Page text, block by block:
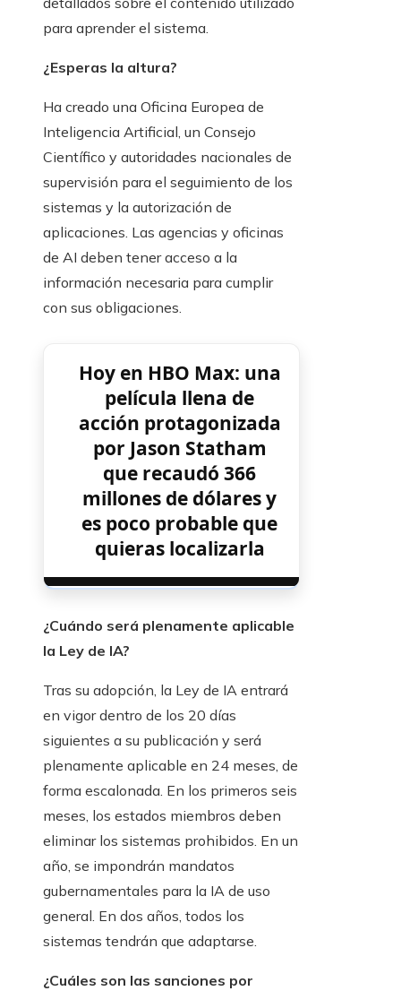
para aprender el sistema.
¿Esperas la altura?
Ha creado una Oficina Europea de
Inteligencia Artificial, un Consejo
Científico y autoridades nacionales de
supervisión para el seguimiento de los
sistemas y la autorización de
aplicaciones. Las agencias y oficinas
de AI deben tener acceso a la
información necesaria para cumplir
con sus obligaciones.
Hoy en HBO Max: una
película llena de
acción protagonizada
por Jason Statham
que recaudó 366
millones de dólares y
es poco probable que
quieras localizarla
¿Cuándo será plenamente aplicable
la Ley de IA?
Tras su adopción, la Ley de IA entrará
en vigor dentro de los 20 días
siguientes a su publicación y será
plenamente aplicable en 24 meses, de
forma escalonada. En los primeros seis
meses, los estados miembros deben
eliminar los sistemas prohibidos. En un
año, se impondrán mandatos
gubernamentales para la IA de uso
general. En dos años, todos los
sistemas tendrán que adaptarse.
¿Cuáles son las sanciones por